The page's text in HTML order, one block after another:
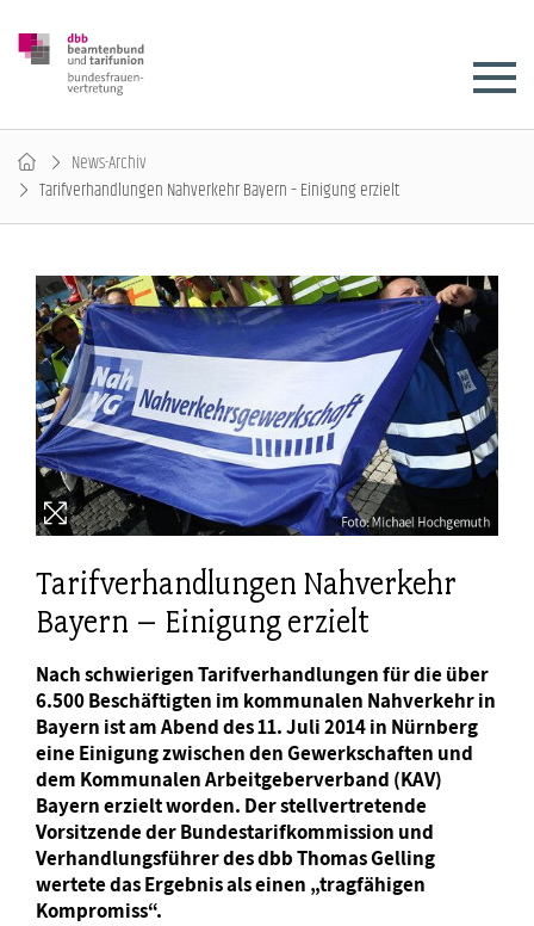
News-Archiv
Tarifverhandlungen Nahverkehr Bayern – Einigung erzielt
Tarifverhandlungen Nahverkehr
Bayern – Einigung erzielt
Nach schwierigen Tarifverhandlungen für die über
6.500 Beschäftigten im kommunalen Nahverkehr in
Bayern ist am Abend des 11. Juli 2014 in Nürnberg
eine Einigung zwischen den Gewerkschaften und
dem Kommunalen Arbeitgeberverband (KAV)
Bayern erzielt worden. Der stellvertretende
Vorsitzende der Bundestarifkommission und
Verhandlungsführer des dbb Thomas Gelling
wertete das Ergebnis als einen „tragfähigen
Kompromiss“.